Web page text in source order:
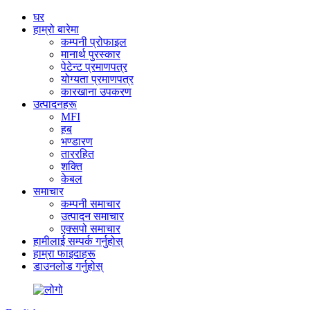
घर
हाम्रो बारेमा
कम्पनी प्रोफाइल
मानार्थ पुरस्कार
पेटेन्ट प्रमाणपत्र
योग्यता प्रमाणपत्र
कारखाना उपकरण
उत्पादनहरू
MFI
हब
भण्डारण
ताररहित
शक्ति
केबल
समाचार
कम्पनी समाचार
उत्पादन समाचार
एक्सपो समाचार
हामीलाई सम्पर्क गर्नुहोस्
हाम्रा फाइदाहरू
डाउनलोड गर्नुहोस्